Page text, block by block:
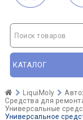
Поиск товаров
КАТАЛОГ
LiquiMoly
Средства для
Универсальные
Универсальное